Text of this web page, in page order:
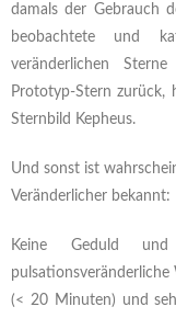
damals der Gebrauch
beobachtete und
veränderlichen
Prototyp-Stern zurück,
Sternbild Kepheus.
Und sonst ist
Veränderlicher bekannt:
Keine Geduld
(< 20 Minuten) und